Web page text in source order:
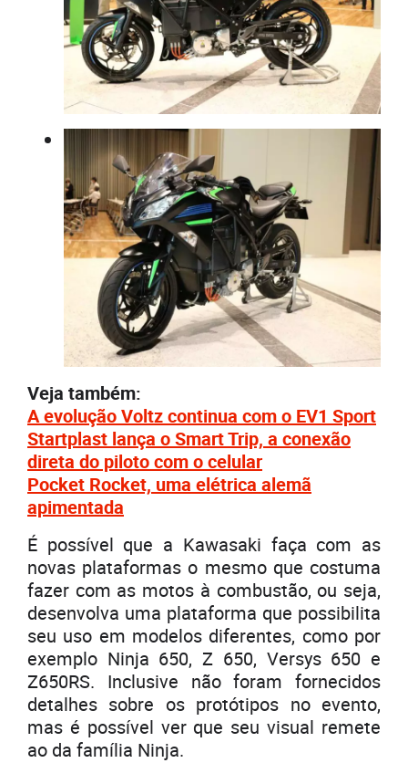
Veja também:
A evolução Voltz continua com o EV1 Sport
Startplast lança o Smart Trip, a conexão
direta do piloto com o celular
Pocket Rocket, uma elétrica alemã
apimentada
É possível que a Kawasaki faça com as
novas plataformas o mesmo que costuma
fazer com as motos à combustão, ou seja,
desenvolva uma plataforma que possibilita
seu uso em modelos diferentes, como por
exemplo Ninja 650, Z 650, Versys 650 e
Z650RS. Inclusive não foram fornecidos
detalhes sobre os protótipos no evento,
mas é possível ver que seu visual remete
ao da família Ninja.